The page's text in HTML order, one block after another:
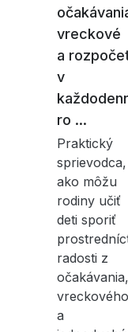
vreckové
a
v
ro ...
Praktický
sprievodca,
ako môžu
rodiny učiť
deti sporiť
radosti z
očakávania,
vreckového
a